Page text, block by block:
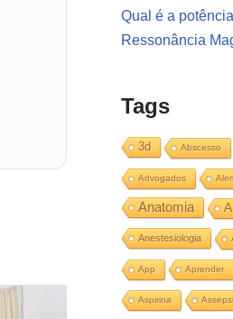
Qual é a
Ressonância
Tags
3d Abscesso
Advogados
Anatomia
Anestesiologia
App Aprender
Aspirina